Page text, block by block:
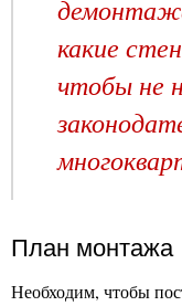
какие
чтобы не
План монтажа
Необходим, чтобы